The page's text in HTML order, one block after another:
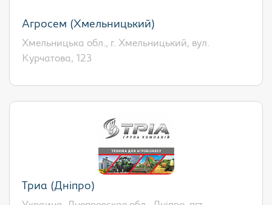
Агросем (Хмельницький)
Хмельницька обл., г. Хмельницький, вул.
Курчатова, 123
Триа (Дніпро)